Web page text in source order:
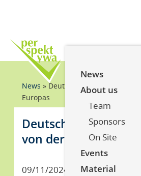
content
News
About us
Team
Sponsors
On Site
Events
Material
Breadcrumb
News
Deutsch-Polnische
Europas
Deutsch-Polnische
von der Mitte Europas
Datum
09/11/2024